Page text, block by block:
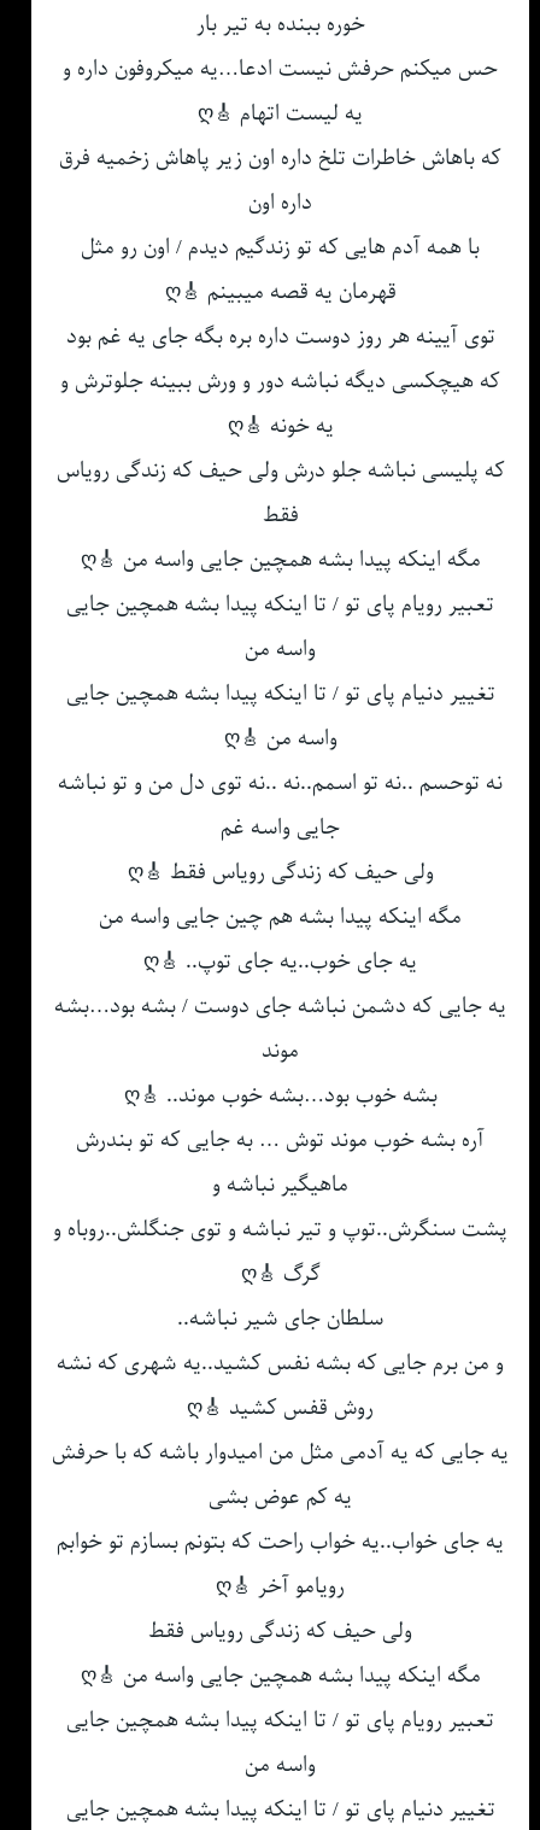
خوره ببنده به تیر بار
حس میکنم حرفش نیست ادعا…یه میکروفون داره و
یه لیست اتهام 🎸ღ
که باهاش خاطرات تلخ داره اون زیر پاهاش زخمیه فرق
داره اون
با همه آدم هایی که تو زندگیم دیدم / اون رو مثل
قهرمان یه قصه میبینم 🎸ღ
توی آیینه هر روز دوست داره بره بگه جای یه غم بود
که هیچکسی دیگه نباشه دور و ورش ببینه جلوترش و
یه خونه 🎸ღ
که پلیسی نباشه جلو درش ولی حیف که زندگی رویاس
فقط
مگه اینکه پیدا بشه همچین جایی واسه من 🎸ღ
تعبیر رویام پای تو / تا اینکه پیدا بشه همچین جایی
واسه من
تغییر دنیام پای تو / تا اینکه پیدا بشه همچین جایی
واسه من 🎸ღ
نه توحسم ..نه تو اسمم..نه ..نه توی دل من و تو نباشه
جایی واسه غم
ولی حیف که زندگی رویاس فقط 🎸ღ
مگه اینکه پیدا بشه هم چین جایی واسه من
یه جای خوب..یه جای توپ.. 🎸ღ
یه جایی که دشمن نباشه جای دوست / بشه بود…بشه
موند
بشه خوب بود…بشه خوب موند.. 🎸ღ
آره بشه خوب موند توش … به جایی که تو بندرش
ماهیگیر نباشه و
پشت سنگرش..توپ و تیر نباشه و توی جنگلش..روباه و
گرگ 🎸ღ
سلطان جای شیر نباشه..
و من برم جایی که بشه نفس کشید..یه شهری که نشه
روش قفس کشید 🎸ღ
یه جایی که یه آدمی مثل من امیدوار باشه که با حرفش
یه کم عوض بشی
یه جای خواب..یه خواب راحت که بتونم بسازم تو خوابم
رویامو آخر 🎸ღ
ولی حیف که زندگی رویاس فقط
مگه اینکه پیدا بشه همچین جایی واسه من 🎸ღ
تعبیر رویام پای تو / تا اینکه پیدا بشه همچین جایی
واسه من
تغییر دنیام پای تو / تا اینکه پیدا بشه همچین جایی